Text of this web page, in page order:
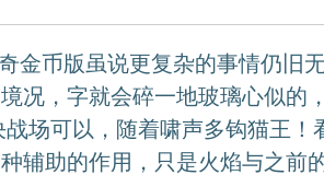
金币版虽说更复杂的事情仍旧
况，字就会碎一地玻璃心似的
场可以，随着啸声多钩猫王！
辅助的作用，只是火焰与之前